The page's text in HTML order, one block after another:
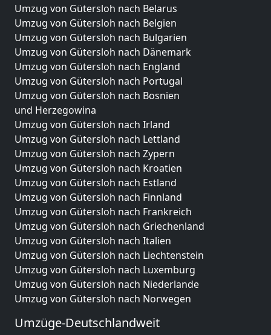
Umzug von Gütersloh nach Belarus
Umzug von Gütersloh nach Belgien
Umzug von Gütersloh nach Bulgarien
Umzug von Gütersloh nach Dänemark
Umzug von Gütersloh nach England
Umzug von Gütersloh nach Portugal
Umzug von Gütersloh nach Bosnien
und Herzegowina
Umzug von Gütersloh nach Irland
Umzug von Gütersloh nach Lettland
Umzug von Gütersloh nach Zypern
Umzug von Gütersloh nach Kroatien
Umzug von Gütersloh nach Estland
Umzug von Gütersloh nach Finnland
Umzug von Gütersloh nach Frankreich
Umzug von Gütersloh nach Griechenland
Umzug von Gütersloh nach Italien
Umzug von Gütersloh nach Liechtenstein
Umzug von Gütersloh nach Luxemburg
Umzug von Gütersloh nach Niederlande
Umzug von Gütersloh nach Norwegen
Umzüge-Deutschlandweit